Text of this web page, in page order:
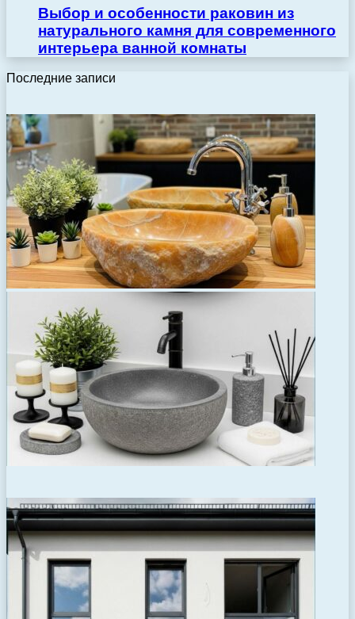
Выбор и особенности раковин из
натурального камня для современного
интерьера ванной комнаты
Последние записи